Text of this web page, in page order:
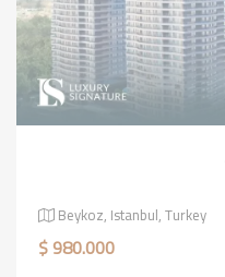
Beykoz, Istanbul, Turkey
$ 980.000